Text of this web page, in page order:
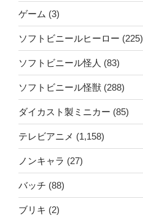
ゲーム (3)
ソフトビニールヒーロー (225)
ソフトビニール怪人 (83)
ソフトビニール怪獣 (288)
ダイカスト製ミニカー (85)
テレビアニメ (1,158)
ノンキャラ (27)
バッチ (88)
ブリキ (2)